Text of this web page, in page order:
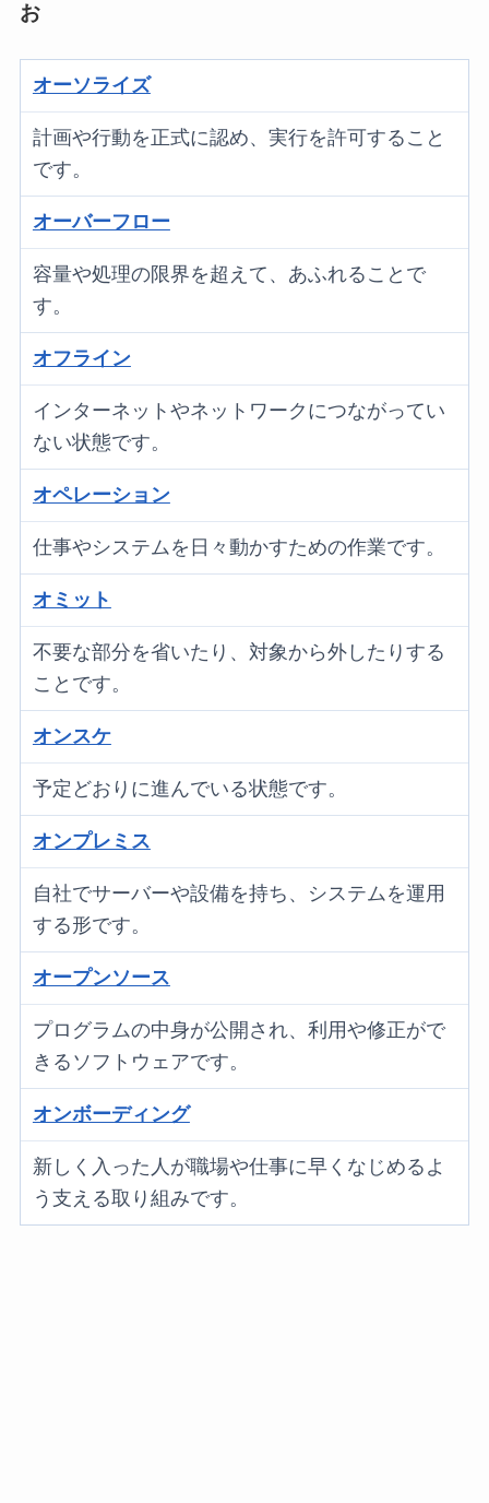
お
オーソライズ
計画や行動を正式に認め、実行を許可すること
です。
オーバーフロー
容量や処理の限界を超えて、あふれることで
す。
オフライン
インターネットやネットワークにつながってい
ない状態です。
オペレーション
仕事やシステムを日々動かすための作業です。
オミット
不要な部分を省いたり、対象から外したりする
ことです。
オンスケ
予定どおりに進んでいる状態です。
オンプレミス
自社でサーバーや設備を持ち、システムを運用
する形です。
オープンソース
プログラムの中身が公開され、利用や修正がで
きるソフトウェアです。
オンボーディング
新しく入った人が職場や仕事に早くなじめるよ
う支える取り組みです。